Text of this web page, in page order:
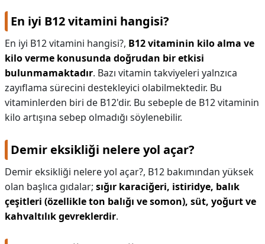
En iyi B12 vitamini hangisi?
En iyi B12 vitamini hangisi?, B12 vitaminin kilo alma ve
kilo verme konusunda doğrudan bir etkisi
bulunmamaktadır. Bazı vitamin takviyeleri yalnzıca
zayıflama sürecini destekleyici olabilmektedir. Bu
vitaminlerden biri de B12'dir. Bu sebeple de B12 vitaminin
kilo artışına sebep olmadığı söylenebilir.
Demir eksikliği nelere yol açar?
Demir eksikliği nelere yol açar?, B12 bakımından yüksek
olan başlıca gıdalar; sığır karaciğeri, istiridye, balık
çeşitleri (özellikle ton balığı ve somon), süt, yoğurt ve
kahvaltılık gevreklerdir.